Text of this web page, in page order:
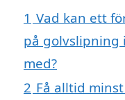
1 Vad kan ett
på
med?
2 Få alltid